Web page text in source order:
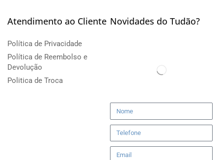
Atendimento ao Cliente
Política de Privacidade
Política de Reembolso e
Devolução
Politica de Troca
Novidades do Tudão?